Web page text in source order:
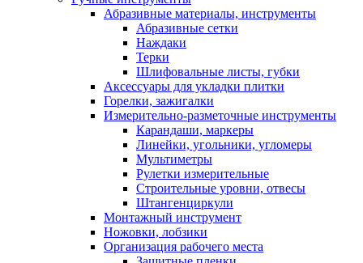
Абразивные материалы, инструменты
Абразивные сетки
Наждаки
Терки
Шлифовальные листы, губки
Аксессуары для укладки плитки
Горелки, зажигалки
Измерительно-разметочные инструменты
Карандаши, маркеры
Линейки, угольники, угломеры
Мультиметры
Рулетки измерительные
Строительные уровни, отвесы
Штангенциркули
Монтажный инструмент
Ножовки, лобзики
Организация рабочего места